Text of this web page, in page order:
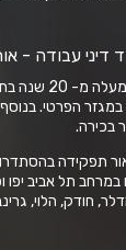
דיני עבודה -
בעלת
במגזר הפרטי.
בכירה.
תפקידה
תל אביב יפו
חודק, הלוי,